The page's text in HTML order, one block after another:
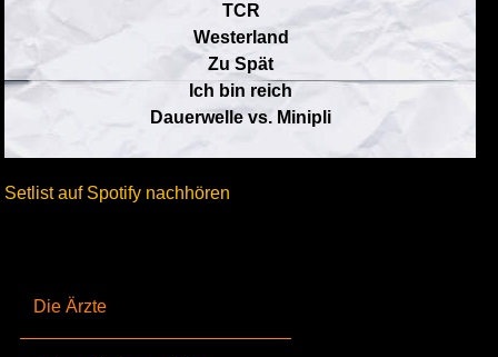
Die Ärzte
TCR
Westerland
Zu Spät
Ich bin reich
Dauerwelle vs. Minipli
Setlist auf Spotify nachhören